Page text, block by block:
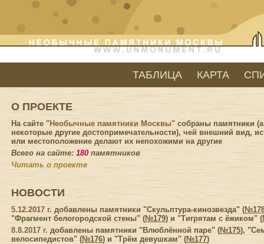
ТАБЛИЦА КАРТА
О ПРОЕКТЕ
На сайте "Необычные памятники Москвы" собраны памятники (а
некоторые другие достопримечательности), чей внешний вид,
или местоположение делают их непохожими на другие
Всего на сайте: 180 памятников
Читать о проекте
НОВОСТИ
5.12.2017 г. добавлены памятники "Скульптура-кинозвезда" (
"Фрагмент белогородской стены" (№179) и "Тигрятам с ёжиком" (
8.8.2017 г.добавлены памятники "Влюблённой паре" (№175),
велосипедистов" (№176) и "Трём девушкам" (№177)